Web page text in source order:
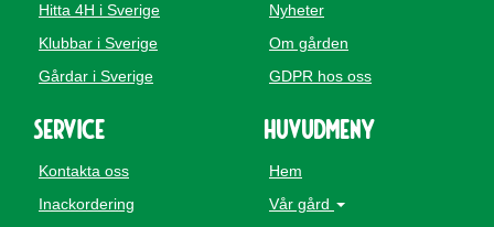
Hitta 4H i Sverige
Klubbar i Sverige
Gårdar i Sverige
Nyheter
Om gården
GDPR hos oss
Service
Kontakta oss
Inackordering
Huvudmeny
Hem
Vår gård